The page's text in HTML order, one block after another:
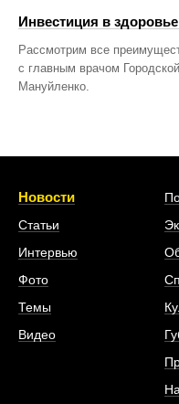
Инвестиция в
Рассмотрим все
с главным врачом
Мануйленко.
Новости
Статьи
Интервью
Фото
Темы
Видео